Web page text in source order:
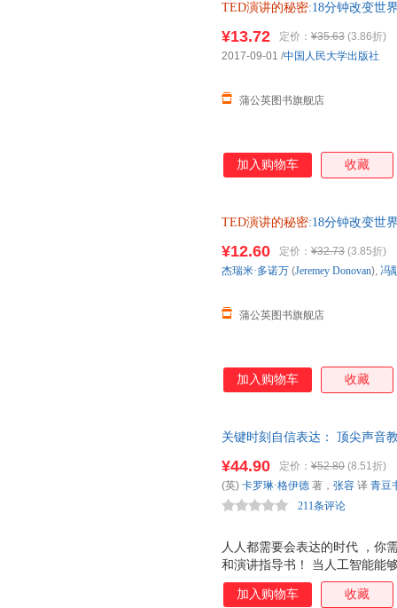
TED演讲的秘密:18分钟改变世
快捷，欢迎选购！】
¥13.72 定价： ¥35.63 (3.86折)
蒲公英图书旗舰店
2017-09-01 /中国人民大学出版社
加入购物车 收藏
TED演讲的秘密:18分钟改变世
捷，欢迎选购！】
¥12.60 定价： ¥32.73 (3.85折)
蒲公英图书旗舰店
杰瑞米·多诺万 (Jeremey Donovan), 冯
加入购物车 收藏
关键时刻自信表达： 顶尖声音
视频点击量超过1000万，充分
你脱颖而出，任何场合你一开
人人都需要会表达的时代 ，你
和演讲指导书！ 当人工智能能
能够让人类真正区别于机器的
的能力将会变得更重要。 ★权
¥44.90 定价： ¥52.80 (8.51折)
211条评论
(英) 卡罗琳·格伊德 著， 张容 译 青豆
加入购物车 收藏